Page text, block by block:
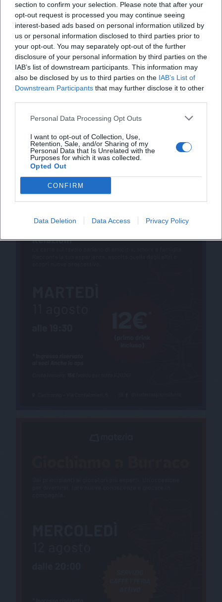
section to confirm your selection. Please note that after your
opt-out request is processed you may continue seeing
interest-based ads based on personal information utilized by
us or personal information disclosed to third parties prior to
your opt-out. You may separately opt-out of the further
disclosure of your personal information by third parties on the
IAB’s list of downstream participants. This information may
also be disclosed by us to third parties on the IAB’s List of
Downstream Participants that may further disclose it to other
Personal Data Processing Opt Outs
I want to opt-out of Collection, Use,
Retention, Sale, and/or Sharing of my
Personal Data that Is Unrelated with the
Purposes for which it was collected.
Opted Out
CONFIRM
Data Deletion Data Access Privacy Policy
X